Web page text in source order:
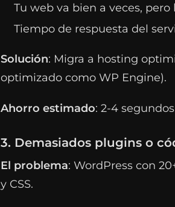
Tu web va bien a veces,
Tiempo de respuesta del
Solución: Migra a hosting
optimizado como WP Engine).
Ahorro estimado: 2-4
3. Demasiados plugins o
El problema: WordPress con
y CSS.